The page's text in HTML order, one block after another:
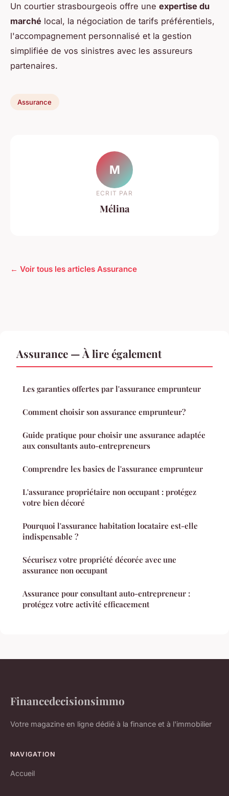
Un courtier strasbourgeois offre une expertise du
marché local, la négociation de tarifs préférentiels,
l'accompagnement personnalisé et la gestion
simplifiée de vos sinistres avec les assureurs
partenaires.
Assurance
M
ECRIT PAR
Mélina
← Voir tous les articles Assurance
Assurance — À lire également
Les garanties offertes par l'assurance emprunteur
Comment choisir son assurance emprunteur?
Guide pratique pour choisir une assurance adaptée
aux consultants auto-entrepreneurs
Comprendre les basics de l'assurance emprunteur
L'assurance propriétaire non occupant : protégez
votre bien décoré
Pourquoi l'assurance habitation locataire est-elle
indispensable ?
Sécurisez votre propriété décorée avec une
assurance non occupant
Assurance pour consultant auto-entrepreneur :
protégez votre activité efficacement
Financedecisionsimmo
Votre magazine en ligne dédié à la finance et à l'immobilier
NAVIGATION
Accueil